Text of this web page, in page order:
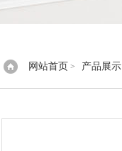
网站首页 > 产品展示